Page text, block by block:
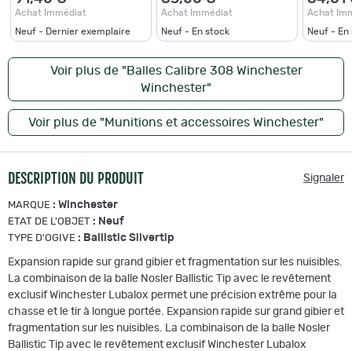
Achat Immédiat
Neuf - Dernier exemplaire
Achat Immédiat
Neuf - En stock
Achat
Neuf - En
Voir plus de "Balles Calibre 308 Winchester
Winchester"
Voir plus de "Munitions et accessoires Winchester"
DESCRIPTION DU PRODUIT Signaler
MARQUE : Winchester
ETAT DE L'OBJET : Neuf
TYPE D'OGIVE : Ballistic Silvertip
Expansion rapide sur grand gibier et fragmentation sur les nuisibles.
La combinaison de la balle Nosler Ballistic Tip avec le revêtement
exclusif Winchester Lubalox permet une précision extrême pour la
chasse et le tir à longue portée. Expansion rapide sur grand gibier et
fragmentation sur les nuisibles. La combinaison de la balle Nosler
Ballistic Tip avec le revêtement exclusif Winchester Lubalox